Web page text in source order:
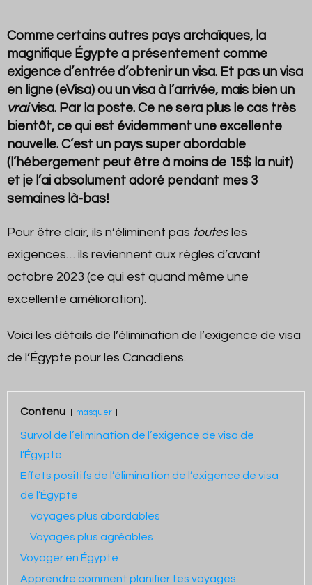
Comme certains autres pays archaïques, la
magnifique Égypte a présentement comme
exigence d’entrée d’obtenir un visa. Et pas un visa
en ligne (eVisa) ou un visa à l’arrivée, mais bien un
vraivisa. Par la poste. Ce ne sera plus le cas très
bientôt, ce qui est évidemment une excellente
nouvelle. C’est un pays super abordable
(l’hébergement peut être à moins de 15$ la nuit)
et je l’ai absolument adoré pendant mes 3
semaines là-bas!
Pour être clair, ils n’éliminent pas toutesles
exigences… ils reviennent aux règles d’avant
octobre 2023 (ce qui est quand même une
excellente amélioration).
Voici les détails de l’élimination de l’exigence de visa
de l’Égypte pour les Canadiens.
Contenu masquer
Survol de l’élimination de l’exigence de visa de
l’Égypte
Effets positifs de l’élimination de l’exigence de visa
de l’Égypte
Voyages plus abordables
Voyages plus agréables
Voyager en Égypte
Apprendre comment planifier tes voyages